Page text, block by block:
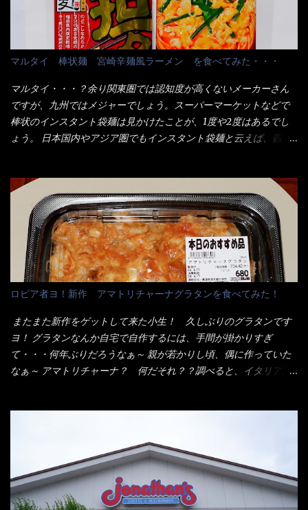
ので少し柔らかく・・・ 茹で上がった饂飩は、お店の饂飩に比べ
＜細い＞です。 どちらかと云えば、稲庭饂飩的な太さですね。 さ
てこれを、どの様に食べるか？ 長葱無かったので、玉葱を刻んで
八王子ラーメン風月見つけうどん！ 冷やし釜あげうどん～です。
ラーメン丼に、冷水を軽く張って饂飩を盛り付け、お椀に昆布出
汁つゆと長葱に山葵です。 これでツルツル～と頂きました。 良い
じゃないか～...
かつ屋のキャベツと比べたら、10人前ほどあるか？ 値段的には、
メイン（主流は1,000超）＋定食セット350円程と値段的には、そ
れ程では安い訳でも無いが、客足が絶えない人気店である。 そん
なメニューのなかで、リーズナブルで頂ける＜映え＞るメニュー
が＜カツカレー＞だ！ これです。 当時1,000円税込だった
が・・・今も変わらないと思うけど・・・ これが出てくると、カ
ウンター中からOH～と声が飛ぶ！ 写真は、キャベツ少なめでお願
いしています。 皿のサイズは、直径30cmほどあります。 そこに
ドカ盛のキャベツと御飯にカレーがかかっています。 カレーは辛
ンとした厚さのあるトンカツです。 それも揚げたての熱々です。
これを難なく完食出来なければ、漢では無い！と云っても過言で
はないだろう。 この他も、兎に角ボリューム満点で＜薄カツ＞と
呼ばれるメニューは、トンカツが2枚重ねて出てくるだ！ 1枚が薄
いから、2枚乗せにしたらしいけど・・・
マルタイ 棒状麺 宮崎辛麺風ラーメン を食べてみた・・・
マルタイ・・・？余り関東圏では認知度が高くないメーカーさん
ですが、九州ではメジャーでしょう。スーパーマーケットなどで
棒状のインスタント袋麺は見かけたことが、1度や2度はあるでし
ょう。 日本国内やアジア圏でもインスタント袋麺と云えば、四角
イ棒状ラーメンを、OKストアで見かけ思わず手に取って買い物篭
へ 坦々まぜそばと＜数量限定＞宮崎辛麺風ラーメン オーッといき
なり私の胃袋をグサッと・・・・ 棒状インスタントラーメンの
デビューが決まりました。 か・ら・め・ん・辛麺！ 宮崎辛麺は
チャルメラや日清からも出されている、辛口のラーメンじゃ
ん！！ 酸っぱくしたら、酸辣湯麺？なんてね。 よし今日のサラ
メシは、宮崎辛麺にしよう！ それではまず袋を開けると・・・ な
んだか紙に巻かれた棒状の麺が二束、調味油と粉末スープ！ やは
り見慣れない姿・・・何だかチョッと高級感的な・・・だって透
明なトレイに並んだ棒状麺なんて見慣れないからねぇ～（コスト
がかかる） 袋の裏側を見ると、韮とか卵の用意を勧めている。
それなばらと冷蔵庫にあった、黒豆モヤシ・韮・生卵を用意しま
け、韮の葉の部分をドサッと乗せて調味油を入れて完成です。 ど
うでしょう？ 見た目 Goodデザイン賞じゃない！？ 笑 マルタ
イのHPを見ると・・・（引用） めんは、ノンフライ・ノンスチー
ム製法で仕上げた、生めんに近い風味のストレートめんです。 豚
ロピア者ヨ！新作 アマトリチャーナグラタンを食べてみた！
またまた新作をゲットして来た小生！ 久しぶりのグラタンです
ヨ！ グラタンなんか自宅で自作するには、手間が掛かりすぎ
て・・・何年ぶりだろうなぁ～ 親が若かりし頃、偶に作っていた
なぁ～ アマトリチャーナ？ 何だそれ？？調べると、イタリア語
ブン皿で焼いて、大凡の目安で小分けにしているようで、パック
をよーく見たら表面のチーズの乗り具合に結構な差が出てい
た・・・チーズに焦げ目が付いているのを、しっかり確認し買う
ことをオススメします。（取り分け量にも若干有り差がでてるだ